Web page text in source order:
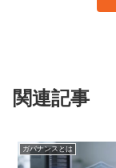
関連記事
ガバナンスとは